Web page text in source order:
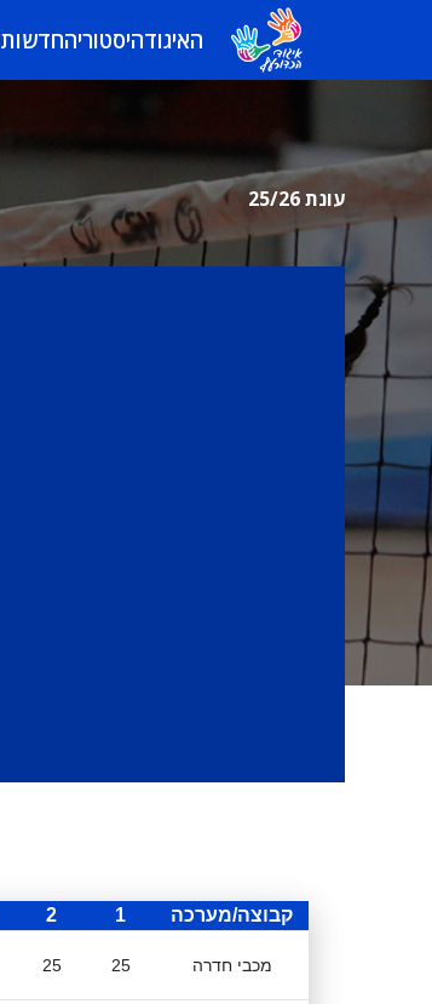
האיגודהיסטוריהחדשות
עונת 25/26
קבוצה/מערכה 1
2
מכבי חדרה 25
25